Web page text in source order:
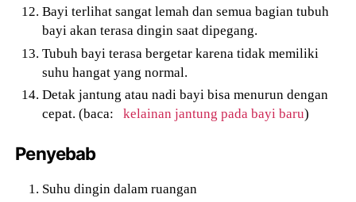
Bayi terlihat sangat lemah dan semua bagian tubuh
bayi akan terasa dingin saat dipegang.
Tubuh bayi terasa bergetar karena tidak memiliki
suhu hangat yang normal.
Detak jantung atau nadi bayi bisa menurun dengan
cepat. (baca:kelainan jantung pada bayi baru)
Penyebab
Suhu dingin dalam ruangan